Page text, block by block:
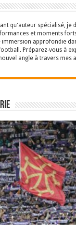
qu'auteur spécialisé, je
et moments
immersion approfondie
Préparez-vous à
angle à travers mes